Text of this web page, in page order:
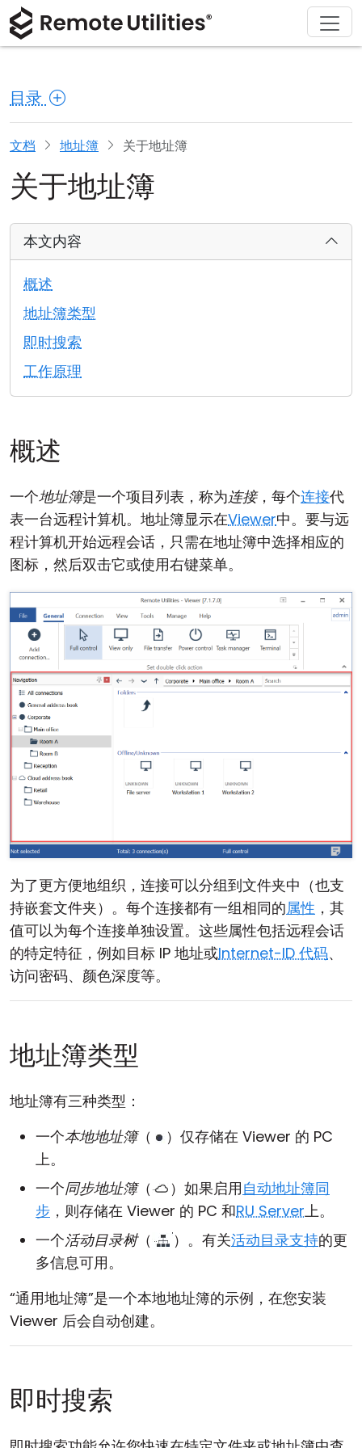
目录
文档 地址簿 关于地址簿
关于地址簿
本文内容
概述
地址簿类型
即时搜索
工作原理
概述
一个地址簿是一个项目列表，称为连接，每个连接代
表一台远程计算机。地址簿显示在Viewer中。要与远
程计算机开始远程会话，只需在地址簿中选择相应的
图标，然后双击它或使用右键菜单。
为了更方便地组织，连接可以分组到文件夹中（也支
持嵌套文件夹）。每个连接都有一组相同的属性 ，其
值可以为每个连接单独设置。这些属性包括远程会话
的特定特征，例如目标 IP 地址或Internet-ID 代码、
访问密码、颜色深度等。
地址簿类型
地址簿有三种类型：
一个本地地址簿（
）仅存储在 Viewer 的 PC
上。
一个同步地址簿（ ）如果启用自动地址簿同
步 ，则存储在 Viewer 的 PC 和RU Server上。
一个活动目录树（ ）。有关活动目录支持的更
多信息可用。
“通用地址簿”是一个本地地址簿的示例，在您安装
Viewer 后会自动创建。
即时搜索
产品
安全性
截图
发行说明
连接模式
无人值守访问
Active Directory 支持
MSI 配置
云和本地
解决方案
制造业与零售
医疗保健
教育与政府
信息技术
下载
macOS
Linux
iOS/Android
购买
许可证助手
升级您的许可证
支持
文档
知识库
关于
新闻发布室
撰写评论